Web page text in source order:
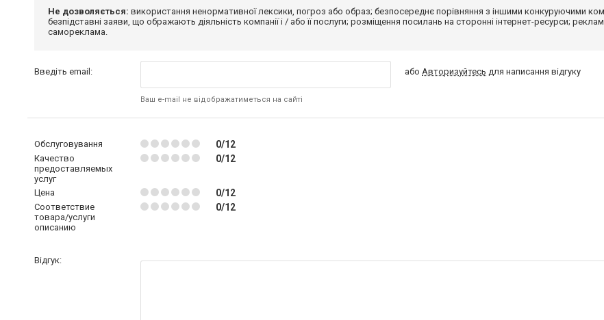
Не дозволяється: використання ненормативної лексики, погроз або образ; безпосереднє порівняння з іншими конкуруючими
безпідставні заяви, що ображають діяльність компанії і / або її послуги; розміщення посилань на сторонні інтернет-ресурси;
самореклама.
Введіть email:
Ваш e-mail не відображатиметься на сайті
або Авторизуйтесь для написання відгуку
Обслуговування 0/12
Качество
предоставляемых
услуг
0/12
Цена 0/12
Соответствие
товара/услуги
описанию
0/12
Відгук: